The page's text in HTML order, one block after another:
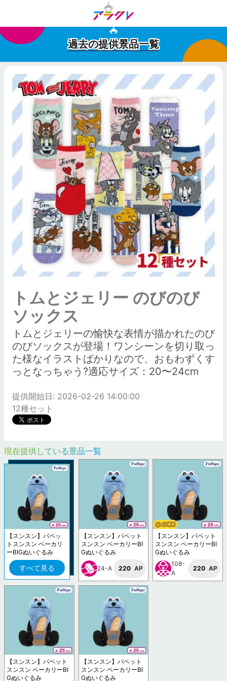
過去の提供景品一覧
トムとジェリー のびのび
ソックス
トムとジェリーの愉快な表情が描かれたのび
のびソックスが登場！ワンシーンを切り取っ
た様なイラストばかりなので、おもわずくす
っとなっちゃう?適応サイズ：20〜24cm
提供開始日: 2026-02-26 14:00:00
12種セット
現在提供している景品一覧
【スンスン】パペッ
トスンスン ベーカリ
ーBIGぬいぐるみ
すべて見る
【スンスン】パペット
スンスン ベーカリーBI
Gぬいぐるみ
24-A 220 AP
【スンスン】パペット
スンスン ベーカリーBI
Gぬいぐるみ
108-
A
220 AP
【スンスン】パペット
スンスン ベーカリーBI
Gぬいぐるみ
【スンスン】パペット
スンスン ベーカリーBI
Gぬいぐるみ